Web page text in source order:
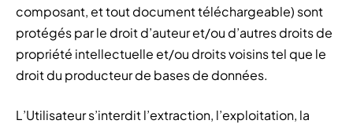
composant, et tout document téléchargeable) sont
protégés par le droit d’auteur et/ou d’autres droits de
propriété intellectuelle et/ou droits voisins tel que le
droit du producteur de bases de données.
L’Utilisateur s’interdit l’extraction, l’exploitation, la